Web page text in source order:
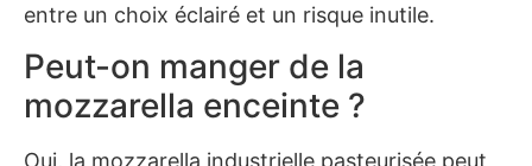
entre un choix éclairé et un risque inutile.
Peut-on manger de la
mozzarella enceinte ?